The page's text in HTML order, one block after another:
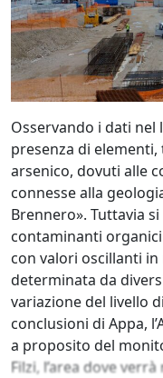
Osservando i dati nel
presenza di
arsenico, dovuti alle
connesse alla
Brennero». Tuttavia
contaminanti
con valori oscillanti in
determinata da
variazione del livello
conclusioni di Appa,
a proposito del
Filzi, l’area dove